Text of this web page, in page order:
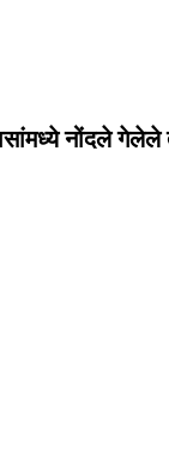
नोंदले